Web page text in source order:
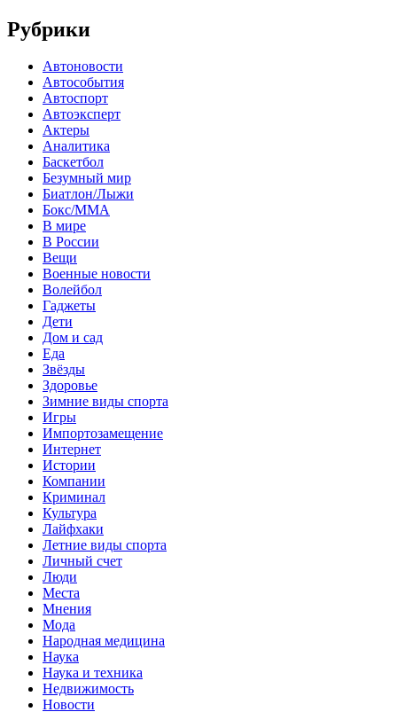
Рубрики
Автоновости
Автособытия
Автоспорт
Автоэксперт
Актеры
Аналитика
Баскетбол
Безумный мир
Биатлон/Лыжи
Бокс/MMA
В мире
В России
Вещи
Военные новости
Волейбол
Гаджеты
Дети
Дом и сад
Еда
Звёзды
Здоровье
Зимние виды спорта
Игры
Импортозамещение
Интернет
Истории
Компании
Криминал
Культура
Лайфхаки
Летние виды спорта
Личный счет
Люди
Места
Мнения
Мода
Народная медицина
Наука
Наука и техника
Недвижимость
Новости